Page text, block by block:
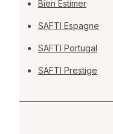
Bien Estimer
SAFTI Espagne
SAFTI Portugal
SAFTI Prestige